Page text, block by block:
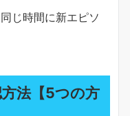
じ時間に新エピソ
法【5つの方